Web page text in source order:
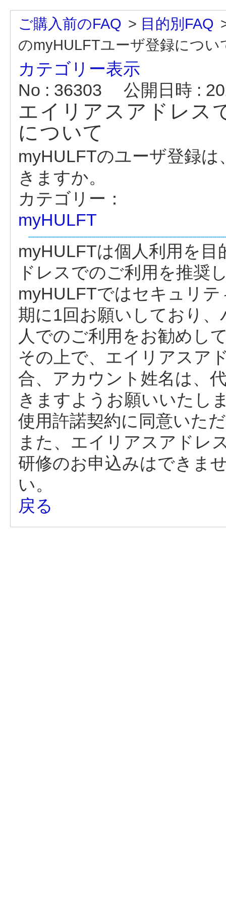
ご購入前のFAQ > 目的別FAQ
のmyHULFTユーザ登録につい
カテゴリー表示
No : 36303
公開日時 :
エイリアスアドレス
について
myHULFTのユーザ登録
きますか。
カテゴリー：
myHULFT
myHULFTは個人利用を
ドレスでのご利用を推奨
myHULFTではセキュリ
期に1回お願いしており
人でのご利用をお勧めし
その上で、エイリアスア
合、アカウント姓名は、
きますようお願いいたし
使用許諾契約に同意いた
また、エイリアスアドレ
研修のお申込みはできま
い。
戻る